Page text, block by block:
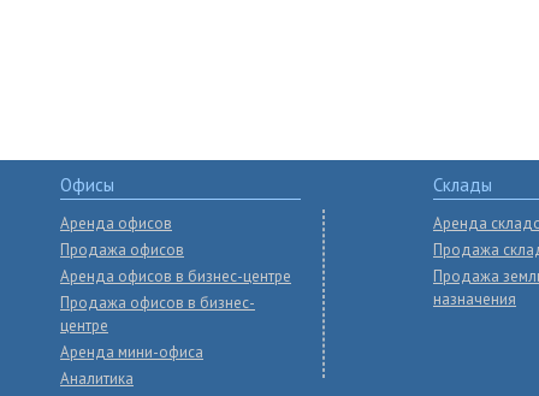
Офисы
Аренда офисов
Продажа офисов
Аренда офисов в бизнес-центре
Продажа офисов в бизнес-
центре
Аренда мини-офиса
Аналитика
Склады
Аренда
Продажа
Продажа
назначения